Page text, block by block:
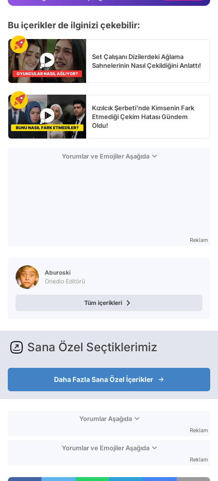
Bu içerikler de ilginizi çekebilir:
Set Çalışanı Dizilerdeki Ağlama
Sahnelerinin Nasıl Çekildiğini Anlattı!
Kızılcık Şerbeti'nde Kimsenin Fark
Etmediği Çekim Hatası Gündem
Oldu!
Yorumlar ve Emojiler Aşağıda
Reklam
Aburoski
Onedio Editörü
Tüm içerikleri
Sana Özel Seçtiklerimiz
Daha Fazla Sana Özel İçerikler
Yorumlar Aşağıda
Reklam
Yorumlar ve Emojiler Aşağıda
Reklam